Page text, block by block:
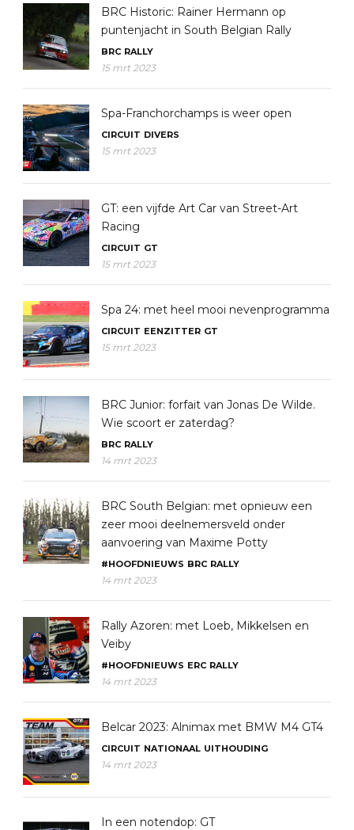
BRC Historic: Rainer Hermann op
puntenjacht in South Belgian Rally
BRC RALLY
15 mrt 2023
Spa-Franchorchamps is weer open
CIRCUIT DIVERS
15 mrt 2023
GT: een vijfde Art Car van Street-Art
Racing
CIRCUIT GT
15 mrt 2023
Spa 24: met heel mooi nevenprogramma
CIRCUIT EENZITTER GT
15 mrt 2023
BRC Junior: forfait van Jonas De Wilde.
Wie scoort er zaterdag?
BRC RALLY
14 mrt 2023
BRC South Belgian: met opnieuw een
zeer mooi deelnemersveld onder
aanvoering van Maxime Potty
#HOOFDNIEUWS BRC RALLY
14 mrt 2023
Rally Azoren: met Loeb, Mikkelsen en
Veiby
#HOOFDNIEUWS ERC RALLY
14 mrt 2023
Belcar 2023: Alnimax met BMW M4 GT4
CIRCUIT NATIONAAL UITHOUDING
14 mrt 2023
In een notendop: GT